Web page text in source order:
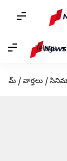
Telugu
హోమ్ / వార్తలు / సినిమా